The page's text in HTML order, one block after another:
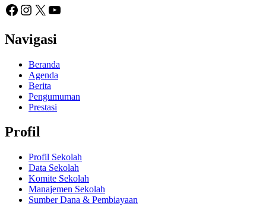
Facebook
Instagram
X YouTube
Navigasi
Beranda
Agenda
Berita
Pengumuman
Prestasi
Profil
Profil Sekolah
Data Sekolah
Komite Sekolah
Manajemen Sekolah
Sumber Dana & Pembiayaan